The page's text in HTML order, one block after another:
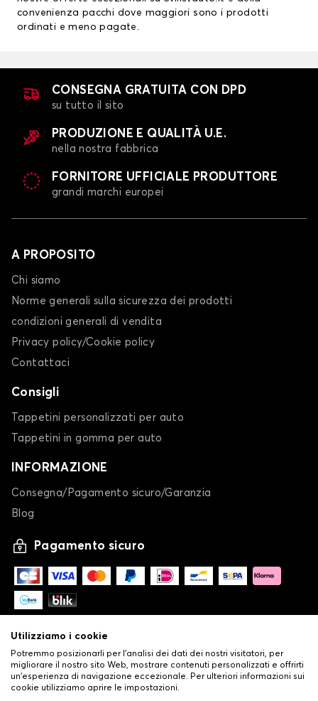
convenienza pacchi dove maggiori sono i prodotti
ordinati e meno pagate.
CONSEGNA GRATUITA CON DPD
su tutto il sito
PRODUZIONE E QUALITÀ U.E.
nella nostra fabbrica
FORNITORE UFFICIALE PRODUTTORE
grandi marchi europei
A PROPOSITO
Chi siamo
Norme generali sulla sicurezza dei prodotti
condizioni generali di vendita
Privacy policy/Cookie policy
Contattaci
Consigli
Tappetini personalizzati per auto
Tappetini in gomma per auto
INFORMAZIONE
Consegna/Pagamento sicuro/Garanzia
Blog
Pagamento sicuro
Utilizziamo i cookie
Potremmo posizionarli per l'analisi dei dati dei nostri visitatori, per
migliorare il nostro sito Web, mostrare contenuti personalizzati e offrirti
un'esperienza di navigazione eccezionale. Per ulteriori informazioni sui
cookie utilizziamo aprire le impostazioni.